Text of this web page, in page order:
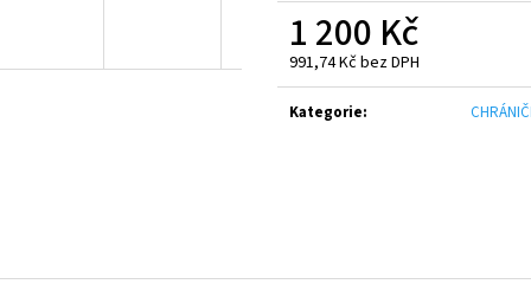
1 200 Kč
991,74 Kč bez DPH
Měrná
cena:
Kategorie: